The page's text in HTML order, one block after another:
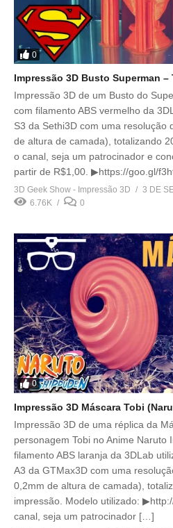
0
Impressão 3D Busto Superman –
Impressão 3D de um Busto do
com filamento ABS vermelho da
S3 da Sethi3D com uma resolução
de altura de camada), totalizando
o canal, seja um patrocinador e
partir de R$1,00. ▶https://goo.gl/
3D Geek Show - Impressão 3D
3 DE
6.76K
0
0
Impressão 3D Máscara Tobi
Impressão 3D de uma réplica da
personagem Tobi no Anime Naruto
filamento ABS laranja da 3DLab
A3 da GTMax3D com uma
0,2mm de altura de camada),
impressão. Modelo utilizado:
canal, seja um patrocinador […]